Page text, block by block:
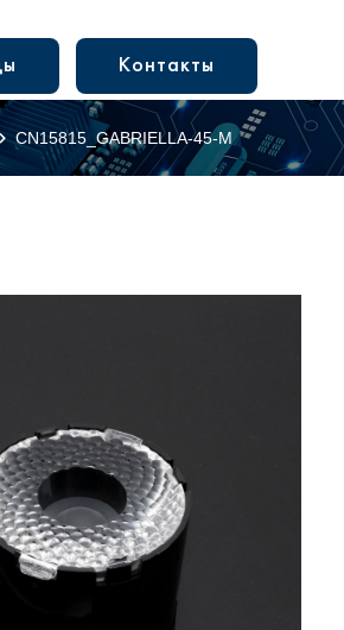
Контакты
CN15815_GABRIELLA-45-M